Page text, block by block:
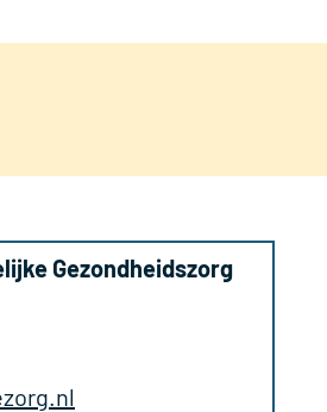
Gezondheidszorg